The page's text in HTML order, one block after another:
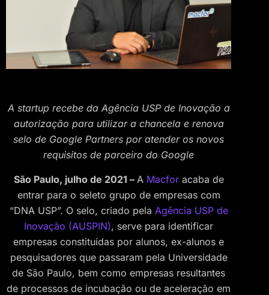
A startup recebe da Agência USP de Inovação a
autorização para utilizar a chancela e renova
selo de Google Partners por atender os novos
requisitos de parceiro do Google
São Paulo, julho de 2021 – A Macforacaba de
entrar para o seleto grupo de empresas com
“DNA USP”. O selo, criado pela Agência USP de
Inovação (AUSPIN), serve para identificar
empresas constituídas por alunos, ex-alunos e
pesquisadores que passaram pela Universidade
de São Paulo, bem como empresas resultantes
de processos de incubação ou de aceleração em